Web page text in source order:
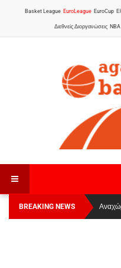
Basket League EuroLeague EuroCup
Διεθνείς Διοργανώσεις NBA
BREAKING NEWS
Οι
League 1